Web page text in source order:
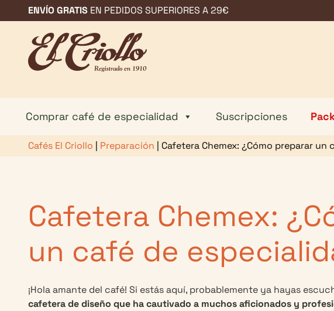
al
contenido
ENVÍO GRATIS EN PEDIDOS SUPERIORES A 29€
Comprar café de especialidad Suscripciones
Cafés El Criollo Preparación Cafetera Chemex: ¿Cómo preparar
Cafetera Chemex:
un café de
¡Hola amante del café! Si estás aquí, probablemente ya hayas
cafetera de diseño que ha cautivado a muchos aficionados y